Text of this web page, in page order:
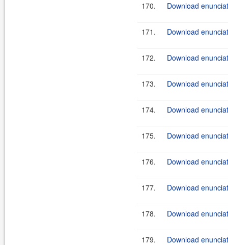
170. Download
171. Download
172. Download
173. Download
174. Download
175. Download
176. Download
177. Download
178. Download
179. Download